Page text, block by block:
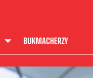
BUKMACHERZY